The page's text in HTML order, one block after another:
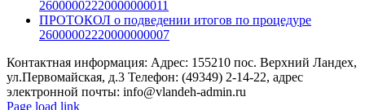
26000002220000000011
ПРОТОКОЛ о подведении итогов по процедуре
26000002220000000007
Контактная информация: Адрес: 155210 пос. Верхний Ландех,
ул.Первомайская, д.3 Телефон: (49349) 2-14-22, адрес
электронной почты: info@vlandeh-admin.ru
Page load link